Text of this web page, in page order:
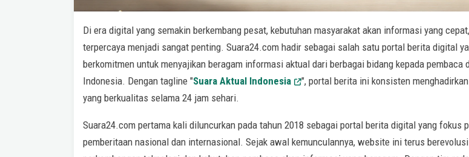
Di era digital yang semakin berkembang pesat, kebutuhan masyarakat akan informasi yang
terpercaya menjadi sangat penting. Suara24.com hadir sebagai salah satu portal berita digital
berkomitmen untuk menyajikan beragam informasi aktual dari berbagai bidang kepada pembaca
Indonesia. Dengan tagline "Suara Aktual Indonesia
", portal berita ini konsisten
yang berkualitas selama 24 jam sehari.
Suara24.com pertama kali diluncurkan pada tahun 2018 sebagai portal berita digital yang fokus
pemberitaan nasional dan internasional. Sejak awal kemunculannya, website ini terus